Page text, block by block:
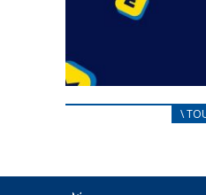
CARNET
Afin d’accompagner au
\